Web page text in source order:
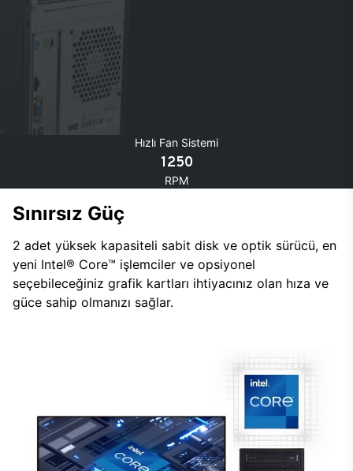
Hızlı Fan Sistemi
1250
RPM
Sınırsız Güç
2 adet yüksek kapasiteli sabit disk ve optik sürücü, en
yeni Intel® Core™ işlemciler ve opsiyonel
seçebileceğiniz grafik kartları ihtiyacınız olan hıza ve
güce sahip olmanızı sağlar.